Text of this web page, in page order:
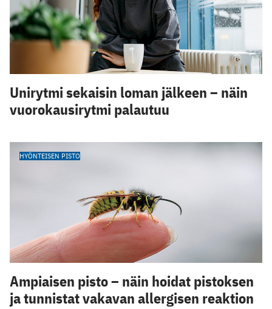
Unirytmi sekaisin loman jälkeen – näin
vuorokausirytmi palautuu
HYÖNTEISEN PISTO
Ampiaisen pisto – näin hoidat pistoksen
ja tunnistat vakavan allergisen reaktion